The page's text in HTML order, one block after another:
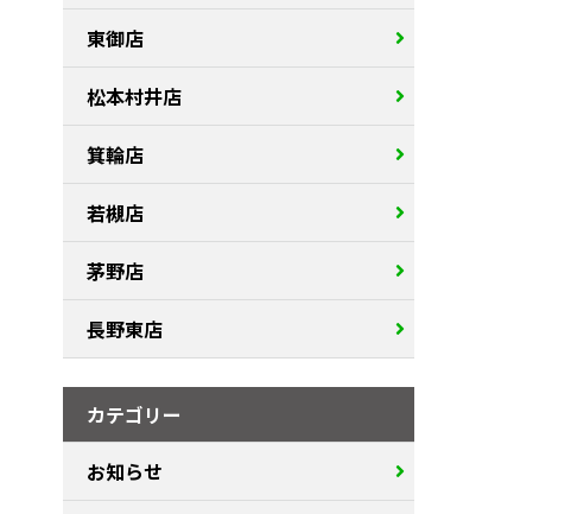
東御店
松本村井店
箕輪店
若槻店
茅野店
長野東店
カテゴリー
お知らせ